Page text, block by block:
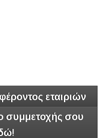
εταιριών
συμμετοχής σου